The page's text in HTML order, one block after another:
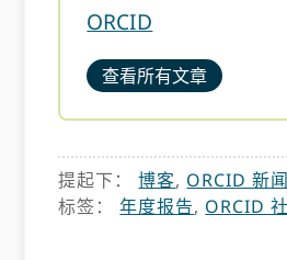
ORCID
查看所有文章
提起下：博客, ORCID 新闻
标签：年度报告, ORCID